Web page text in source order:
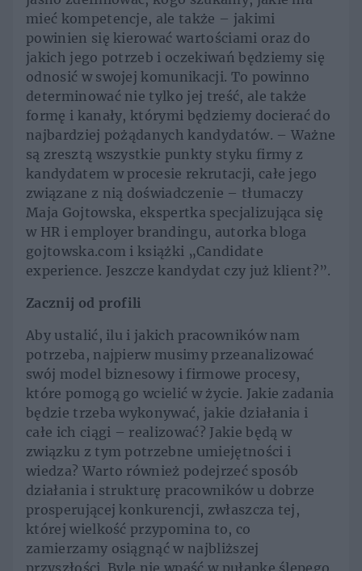
mieć kompetencje, ale także – jakimi
powinien się kierować wartościami oraz do
jakich jego potrzeb i oczekiwań będziemy się
odnosić w swojej komunikacji. To powinno
determinować nie tylko jej treść, ale także
formę i kanały, którymi będziemy docierać do
najbardziej pożądanych kandydatów. – Ważne
są zresztą wszystkie punkty styku firmy z
kandydatem w procesie rekrutacji, całe jego
związane z nią doświadczenie – tłumaczy
Maja Gojtowska, ekspertka specjalizująca się
w HR i employer brandingu, autorka bloga
gojtowska.com i książki „Candidate
experience. Jeszcze kandydat czy już klient?”.
Zacznij od profili
Aby ustalić, ilu i jakich pracowników nam
potrzeba, najpierw musimy przeanalizować
swój model biznesowy i firmowe procesy,
które pomogą go wcielić w życie. Jakie zadania
będzie trzeba wykonywać, jakie działania i
całe ich ciągi – realizować? Jakie będą w
związku z tym potrzebne umiejętności i
wiedza? Warto również podejrzeć sposób
działania i strukturę pracowników u dobrze
prosperującej konkurencji, zwłaszcza tej,
której wielkość przypomina to, co
zamierzamy osiągnąć w najbliższej